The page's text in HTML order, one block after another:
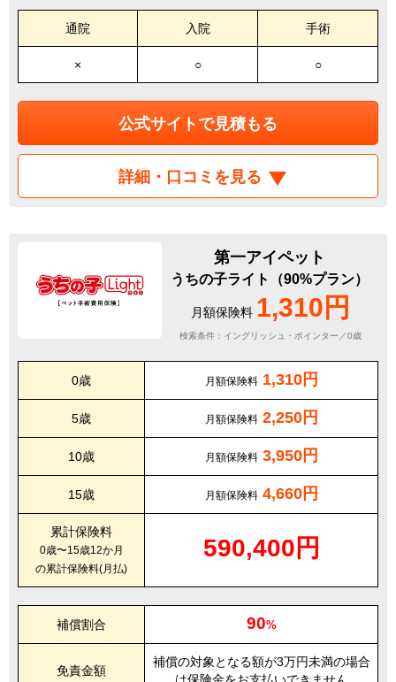
通院 入院 手術
× ○ ○
公式サイトで見積もる
詳細・口コミを見る
第一アイペット
うちの子ライト（90%プラン）
月額保険料 1,310円
検索条件：イングリッシュ・ポインター／0歳
0歳 月額保険料 1,310円
5歳 月額保険料 2,250円
10歳 月額保険料 3,950円
15歳 月額保険料 4,660円
累計保険料
0歳〜15歳12か月
の累計保険料(月払)
590,400円
補償割合 90%
免責金額
補償の対象となる額が3万円未満の場合